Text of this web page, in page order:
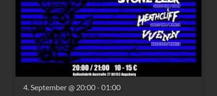
4. September @ 20:00-01:00